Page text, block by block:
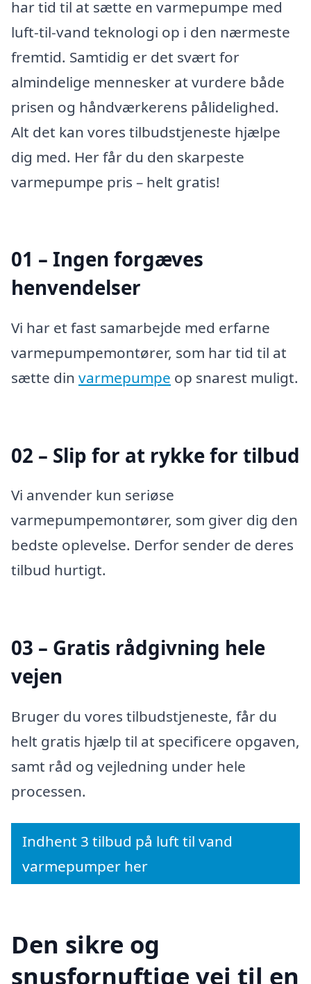
har tid til at sætte en varmepumpe med
luft-til-vand teknologi op i den nærmeste
fremtid. Samtidig er det svært for
almindelige mennesker at vurdere både
prisen og håndværkerens pålidelighed.
Alt det kan vores tilbudstjeneste hjælpe
dig med. Her får du den skarpeste
varmepumpe pris – helt gratis!
01 – Ingen forgæves
henvendelser
Vi har et fast samarbejde med erfarne
varmepumpemontører, som har tid til at
sætte din varmepumpe op snarest muligt.
02 – Slip for at rykke for tilbud
Vi anvender kun seriøse
varmepumpemontører, som giver dig den
bedste oplevelse. Derfor sender de deres
tilbud hurtigt.
03 – Gratis rådgivning hele
vejen
Bruger du vores tilbudstjeneste, får du
helt gratis hjælp til at specificere opgaven,
samt råd og vejledning under hele
processen.
Indhent 3 tilbud på luft til vand
varmepumper her
Den sikre og
snusfornuftige vej til en